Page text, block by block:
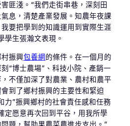
匪淺。“我們走街串巷，深刻田
息，清楚產業發展。知農年夜課
要把學到的知識運用到實際生涯
學生張瀚文表現。
振興包養網的條件。在一個月的
“博士農場”、科技小院、產銷一
不僅加深了對農業、農村和農平
到了鄉村振興的主要性和緊迫
力”振興鄉村的社會責任感和任務
定愿意再次回到平谷，用我所學